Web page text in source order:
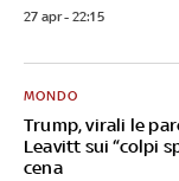
27 apr - 22:15
Trump, virali le
Leavitt sui “colpi
cena
MONDO